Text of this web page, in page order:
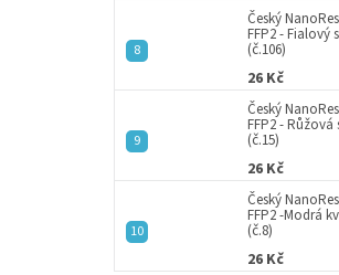
Český
FFP2 - Fialový
(č.106)
26 Kč
Český
FFP2 - Růžová
(č.15)
26 Kč
Český
FFP2 -Modrá
(č.8)
26 Kč